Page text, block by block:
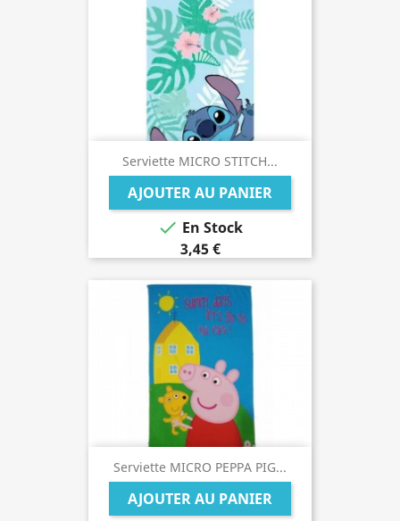
Serviette MICRO STITCH...
AJOUTER AU PANIER
 En Stock
3,45 €
Serviette MICRO PEPPA PIG...
AJOUTER AU PANIER